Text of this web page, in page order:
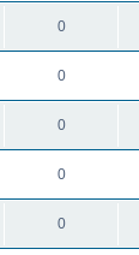
0
0
0
0
0